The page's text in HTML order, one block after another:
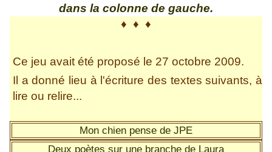
dans la colonne de gauche.
♦ ♦ ♦
Ce jeu avait été proposé le 27 octobre 2009.
Il a donné lieu à l'écriture des textes suivants, à
lire ou relire...
Mon chien pense de JPE
Deux poètes sur une branche de Laura